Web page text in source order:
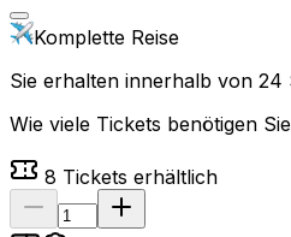
Komplette Reise
Sie erhalten innerhalb von 24
Wie viele Tickets benötigen
8 Tickets erhältlich